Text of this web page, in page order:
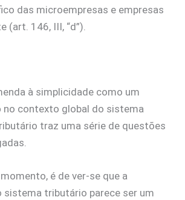
das microempresas e empresas
(art. 146, III, “d”).
à simplicidade como um
no contexto global do sistema
traz uma série de questões
é de ver-se que a
sistema tributário parece ser um